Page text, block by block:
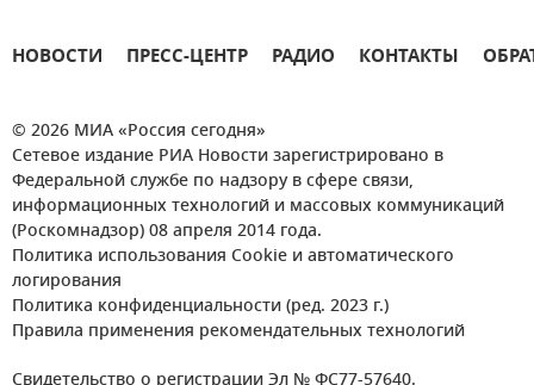
НОВОСТИ ПРЕСС-ЦЕНТР РАДИО КОНТАКТЫ
© 2026 МИА «Россия сегодня»
Сетевое издание РИА Новости зарегистрировано в
Федеральной службе по надзору в сфере связи,
информационных технологий и массовых коммуникаций
(Роскомнадзор) 08 апреля 2014 года.
Политика использования Cookie и автоматического
логирования
Политика конфиденциальности (ред. 2023 г.)
Правила применения рекомендательных технологий